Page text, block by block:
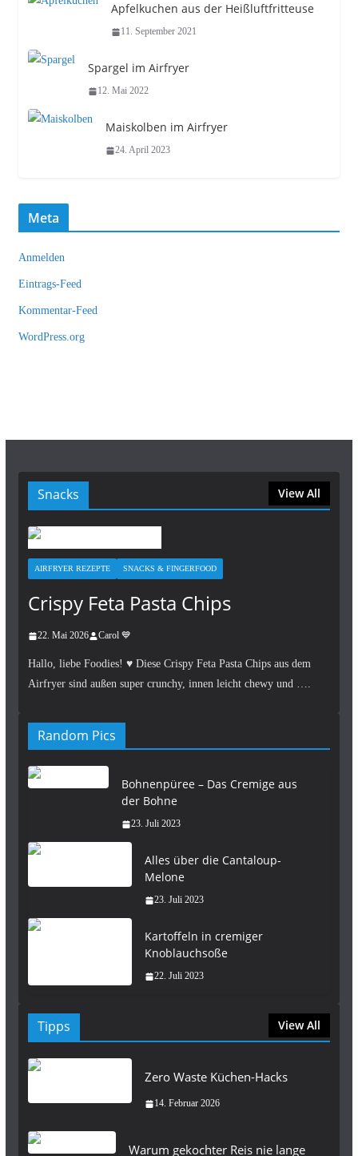
Apfelkuchen aus der Heißluftfritteuse
11. September 2021
Spargel im Airfryer
12. Mai 2022
Maiskolben im Airfryer
24. April 2023
Meta
Anmelden
Eintrags-Feed
Kommentar-Feed
WordPress.org
Snacks View All
AIRFRYER REZEPTE SNACKS & FINGERFOOD
Crispy Feta Pasta Chips
22. Mai 2026 Carol 💙
Hallo, liebe Foodies! ♥︎ Diese Crispy Feta Pasta Chips aus dem
Airfryer sind außen super crunchy, innen leicht chewy und ….
Random Pics
Bohnenpüree – Das Cremige aus
der Bohne
23. Juli 2023
Alles über die Cantaloup-
Melone
23. Juli 2023
Kartoffeln in cremiger
Knoblauchsoße
22. Juli 2023
Tipps View All
Zero Waste Küchen-Hacks
14. Februar 2026
Warum gekochter Reis nie lange